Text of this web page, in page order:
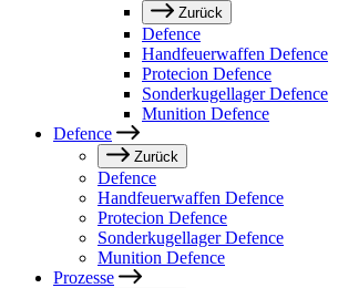
Zurück
Defence
Handfeuerwaffen Defence
Protecion Defence
Sonderkugellager Defence
Munition Defence
Defence
Zurück
Defence
Handfeuerwaffen Defence
Protecion Defence
Sonderkugellager Defence
Munition Defence
Prozesse